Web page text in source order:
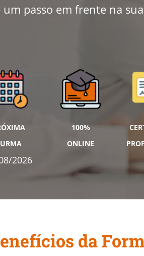
um passo em frente na sua
2026
100%
ONLINE
da